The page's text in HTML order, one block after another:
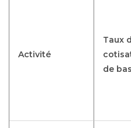
Activité
Taux
de